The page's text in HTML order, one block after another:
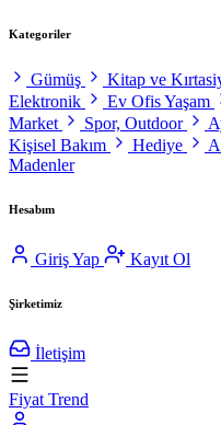
Kategoriler
Gümüş Kitap ve
Elektronik
Ev Ofis Yaşam
Market
Spor, Outdoor
Kişisel Bakım
Hediye
Madenler
Hesabım
Giriş Yap Kayıt Ol
Şirketimiz
İletişim
Fiyat Trend